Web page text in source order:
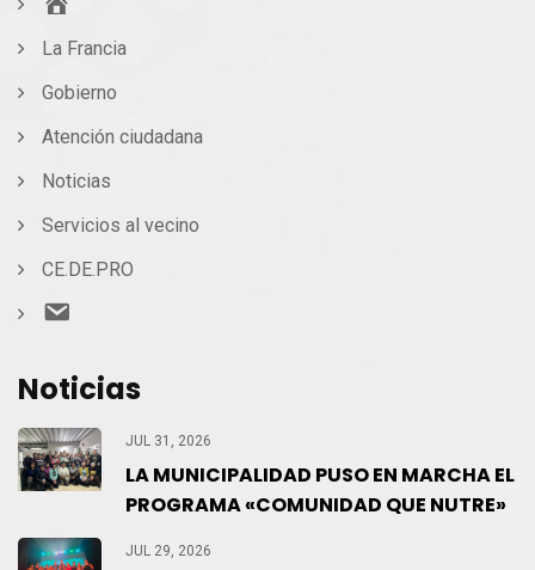
La Francia
Gobierno
Atención ciudadana
Noticias
Servicios al vecino
CE.DE.PRO
Noticias
JUL 31, 2026
LA MUNICIPALIDAD PUSO EN MARCHA EL
PROGRAMA «COMUNIDAD QUE NUTRE»
JUL 29, 2026